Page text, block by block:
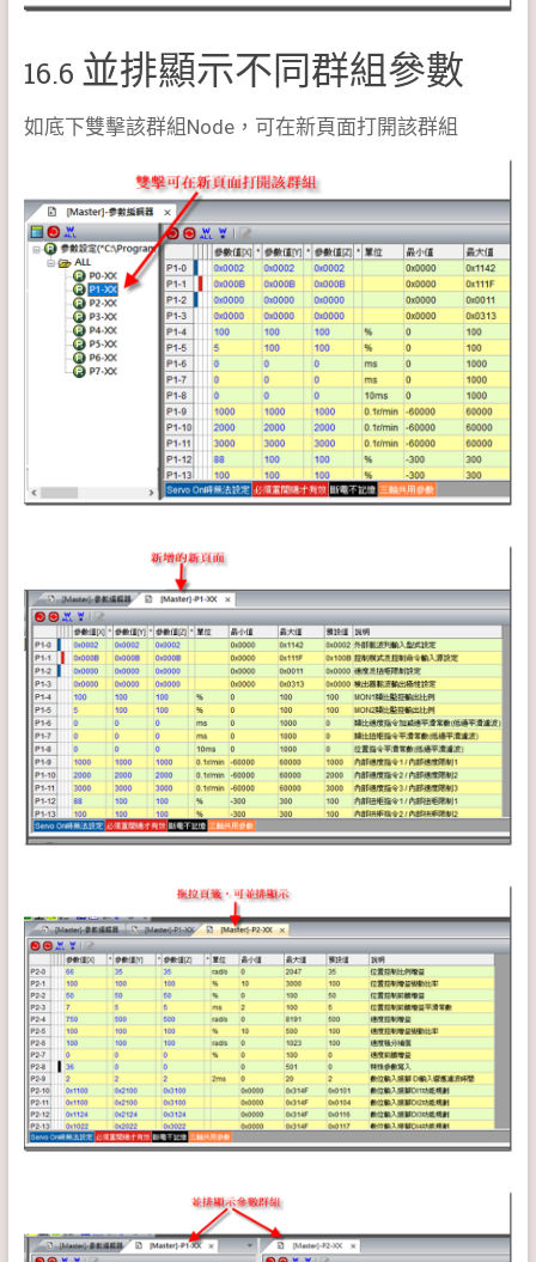
16.6 並排顯示不同群組參數
如底下雙擊該群組Node，可在新頁面打開該群組